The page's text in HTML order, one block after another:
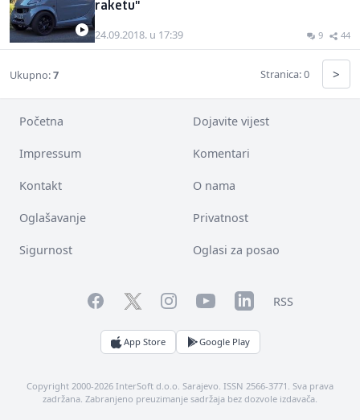
raketu"
24.09.2018. u 17:39 9 44
Ukupno:7 Stranica: 0 >
Početna Dojavite vijest
Impressum Komentari
Kontakt O nama
Oglašavanje Privatnost
Sigurnost Oglasi za posao
FacebookTwitterInstagramYouTubeLinkedInRSS
App Store Google Play
Copyright 2000-2026 InterSoft d.o.o. Sarajevo. ISSN 2566-3771. Sva prava
zadržana. Zabranjeno preuzimanje sadržaja bez dozvole izdavača.